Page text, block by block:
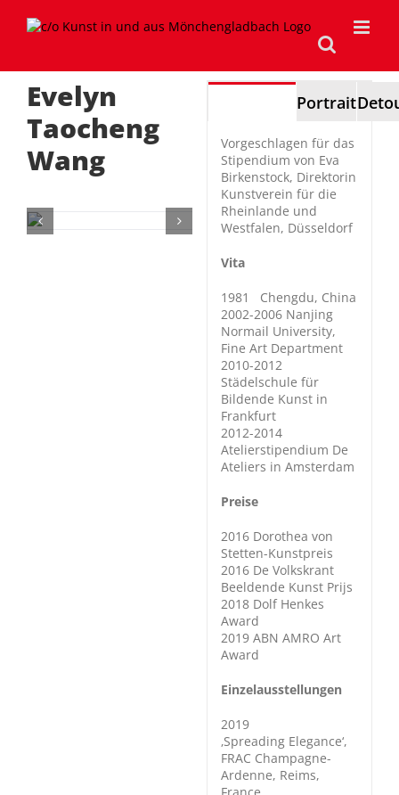
Inhalt
Evelyn
Taocheng
Wang
Portrait
Vorgeschlagen für das
Stipendium von Eva
Birkenstock, Direktorin
Kunstverein für die
Rheinlande und
Westfalen, Düsseldorf
Vita
1981 Chengdu, China
2002-2006 Nanjing
Normail University,
Fine Art Department
2010-2012
Städelschule für
Bildende Kunst in
Frankfurt
2012-2014
Atelierstipendium De
Ateliers in Amsterdam
Preise
2016 Dorothea von
Stetten-Kunstpreis
2016 De Volkskrant
Beeldende Kunst Prijs
2018 Dolf Henkes
Award
2019 ABN AMRO Art
Award
Einzelausstellungen
2019
‚Spreading Elegance‘,
FRAC Champagne-
Ardenne, Reims,